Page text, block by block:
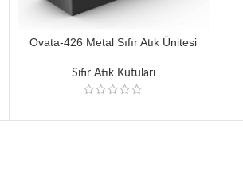
Ovata-426 Metal Sıfır Atık Ünitesi
Sıfır Atık Kutuları